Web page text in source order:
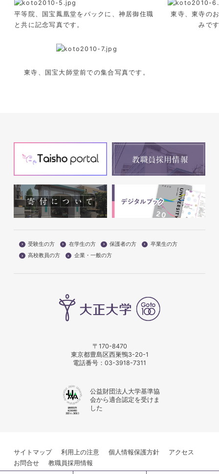
平等院、国宝鳳凰堂をバックに、神居御住職
と共に記念写真です。
東寺、東寺の
みで
東寺、国宝大師堂前での集合写真です。
受験生の方 在学生の方 保護者の方
卒業生の方
高校教員の方
企業・一般の方
〒170-8470
東京都豊島区西巣鴨3-20-1
電話番号： 03-3918-7311
公益財団法人大学基準協
会から適合認定を受けま
した
サイトマップ 利用上の注意 個人情報保護方針
アクセス
お問合せ
教職員採用情報